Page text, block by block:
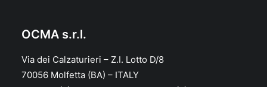
OCMA s.r.l.
Via dei Calzaturieri – Z.I. Lotto D/8
70056 Molfetta (BA) – ITALY